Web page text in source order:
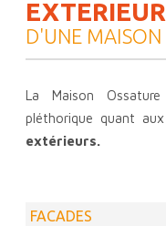
D'UNE MAISON
La Maison
pléthorique quant aux
extérieurs.
FACADES